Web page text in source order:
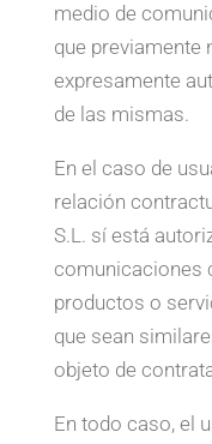
medio de
que previamente
expresamente
de las mismas.
En el caso de
relación
S.L. sí está
comunicaciones
productos o
que sean
objeto de
En todo caso, el